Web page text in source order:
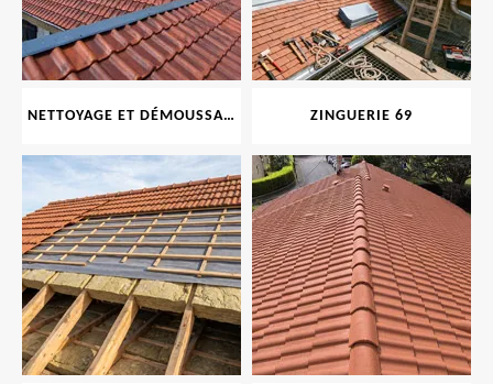
NETTOYAGE ET DÉMOUSSAGE DE TOITURE ET FAÇADE 69 ZINGUERIE 69